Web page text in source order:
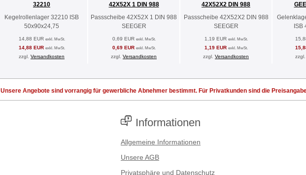
32210
Kegelrollenlager 32210 ISB
50x90x24,75
14,88 EUR exkl. MwSt.
14,88 EUR exkl. MwSt.
zzgl. Versandkosten
42X52X 1 DIN 988
Passscheibe 42X52X 1 DIN 988
SEEGER
0,69 EUR exkl. MwSt.
0,69 EUR exkl. MwSt.
zzgl. Versandkosten
42X52X2 DIN 988
Passscheibe 42X52X2 DIN 988
SEEGER
1,19 EUR exkl. MwSt.
1,19 EUR exkl. MwSt.
zzgl. Versandkosten
ISB
zzgl.
Unsere Angebote sind vorrangig für gewerbliche Abnehmer bestimmt. Für Privatkunden sind die
Informationen
Allgemeine Informationen
Unsere AGB
Privatsphäre und Datenschutz